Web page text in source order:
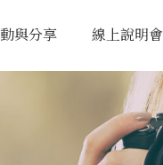
與分享 線上說明會